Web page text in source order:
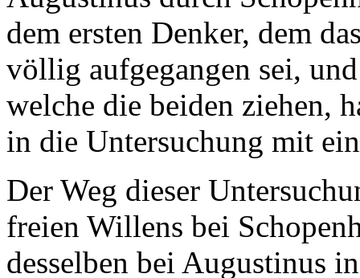
dem ersten Denker, dem
völlig aufgegangen sei,
welche die beiden ziehen,
in die Untersuchung mit
Der Weg dieser
freien Willens bei
desselben bei Augustinus